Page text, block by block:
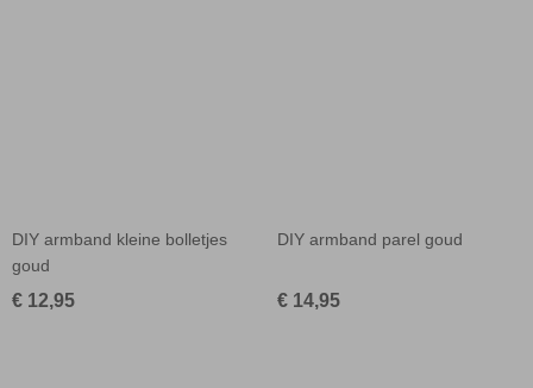
DIY armband kleine bolletjes
goud
€ 12,95
DIY armband parel goud
€ 14,95